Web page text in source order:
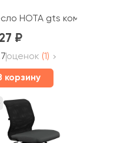
тканьНОТА gts комфорт (без
оценок (1)
корзину